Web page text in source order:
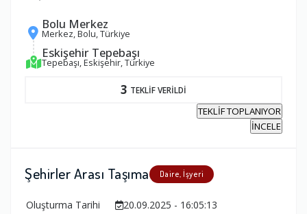
Bolu Merkez
Merkez, Bolu, Türkiye
Eskişehir Tepebaşı
Tepebaşı, Eskişehir, Türkiye
3 TEKLİF VERİLDİ
TEKLİF TOPLANIYOR
İNCELE
Şehirler Arası Taşıma Daire, İşyeri
Oluşturma Tarihi
20.09.2025 - 16:05:13